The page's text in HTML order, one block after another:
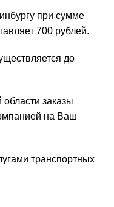
при сумме
700 рублей.
до
заказы
на Ваш
транспортных